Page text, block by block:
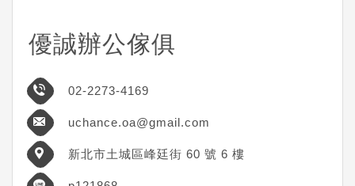
優誠辦公傢俱
​02-​2273-4169
uchance.oa@gmail.com
​新北市土城區峰廷街 60 號 6 樓